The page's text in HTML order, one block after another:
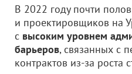
В 2022 году почти
и проектировщиков на
с высоким уровнем
барьеров, связанных с
контрактов из-за роста